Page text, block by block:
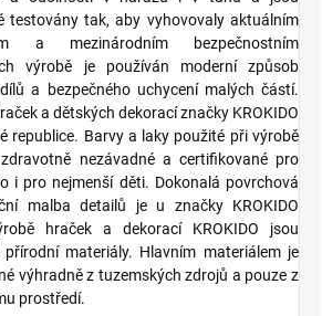
testovány tak, aby vyhovovaly aktuálním
a mezinárodním bezpečnostním
výrobě je používán moderní způsob
a bezpečného uchycení malých částí.
a dětských dekorací značky KROKIDO
republice. Barvy a laky použité při výrobě
nezávadné a certifikované pro
i pro nejmenší děti. Dokonalá povrchová
malba detailů je u značky KROKIDO
hraček a dekorací KROKIDO jsou
přírodní materiály. Hlavním materiálem je
výhradně z tuzemských zdrojů a pouze z
prostředí.